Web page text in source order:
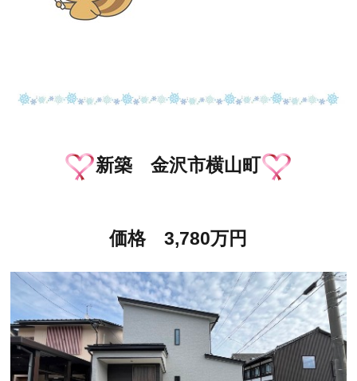
新築 金沢市横山町
価格 3,780万円